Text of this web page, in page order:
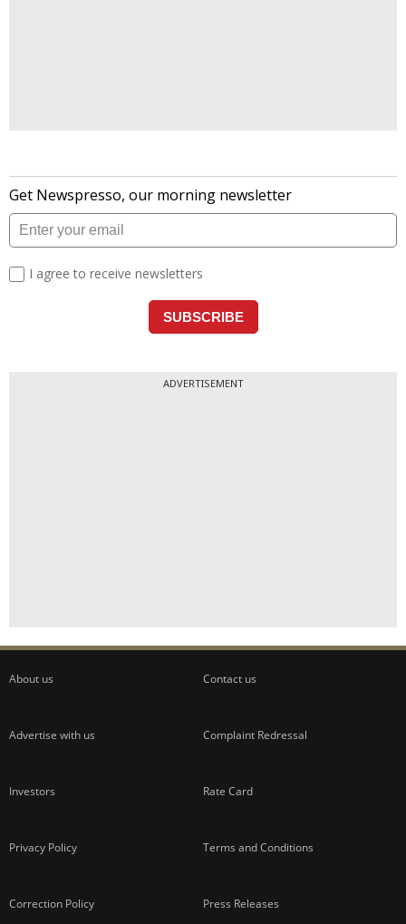
ADVERTISEMENT
About us Contact us
Advertise with us Complaint Redressal
Investors Rate Card
Privacy Policy Terms and Conditions
Correction Policy Press Releases